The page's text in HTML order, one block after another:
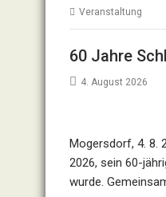
Veranstaltung
60 Jahre
4. August 2026
Mogersdorf, 4. 8.
2026, sein 60-
wurde.